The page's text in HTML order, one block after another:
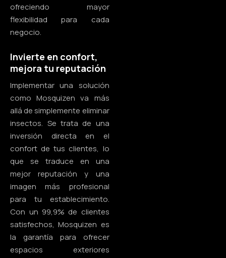
ofreciendo mayor
flexibilidad para cada
negocio.
Invierte en confort,
mejora tu reputación
Implementar una solución
como Mosquizen va más
allá de simplemente eliminar
insectos. Se trata de una
inversión directa en el
confort de tus clientes, lo
que se traduce en una
mejor reputación y una
imagen más profesional
para tu establecimiento.
Con un 99,9% de clientes
satisfechos, Mosquizen es
la garantía para ofrecer
espacios exteriores